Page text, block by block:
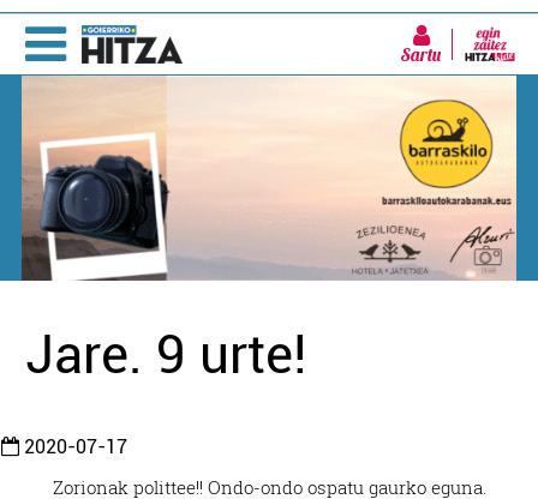
Sartu
Jare. 9 urte!
2020-07-17
Zorionak polittee!! Ondo-ondo ospatu gaurko eguna.